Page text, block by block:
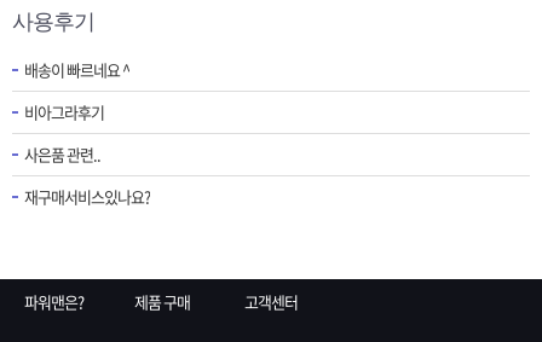
사용후기
배송이 빠르네요 ^
비아그라후기
사은품 관련..
재구매서비스있나요?
파워맨은? 제품 구매 고객센터